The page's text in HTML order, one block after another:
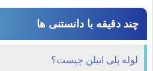
چند دقیقه با دانستنی ها
لوله پلی اتیلن چیست؟